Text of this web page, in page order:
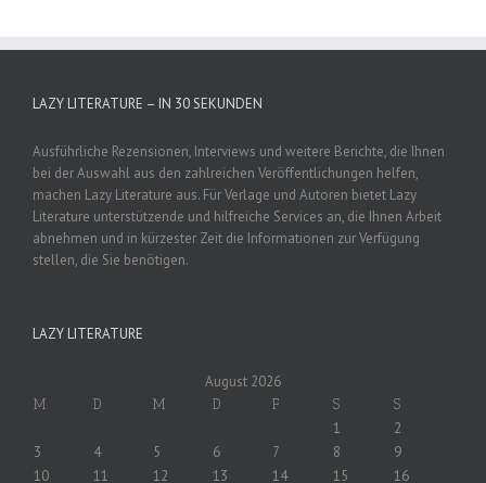
LAZY LITERATURE – IN 30 SEKUNDEN
Ausführliche Rezensionen, Interviews und weitere Berichte, die Ihnen
bei der Auswahl aus den zahlreichen Veröffentlichungen helfen,
machen Lazy Literature aus. Für Verlage und Autoren bietet Lazy
Literature unterstützende und hilfreiche Services an, die Ihnen Arbeit
abnehmen und in kürzester Zeit die Informationen zur Verfügung
stellen, die Sie benötigen.
LAZY LITERATURE
August 2026
M D M D F S S
1
2
3
4 5 6 7 8
9
10
11 12 13 14 15 16